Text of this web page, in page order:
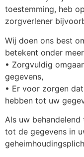
toestemming, heb
zorgverlener
Wij doen ons best
betekent onder
• Zorgvuldig
gegevens,
• Er voor zorgen
hebben tot uw
Als uw
tot de gegevens in